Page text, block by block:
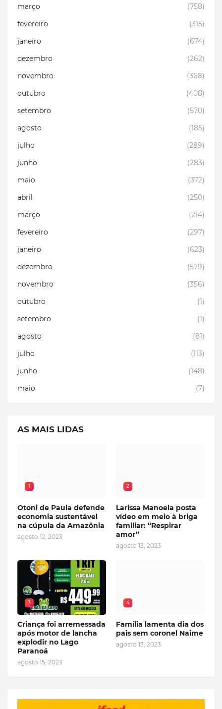
março
(758)
fevereiro
(315)
janeiro
(674)
dezembro
(262)
novembro
(368)
outubro
(408)
setembro
(570)
agosto
(185)
julho
(289)
junho
(283)
maio
(372)
abril
(250)
março
(214)
fevereiro
(297)
janeiro
(623)
dezembro
(579)
novembro
(356)
outubro
(1)
setembro
(1)
agosto
(81)
julho
(113)
junho
(148)
maio
(7)
AS MAIS LIDAS
1
Otoni de Paula defende
economia sustentável
na cúpula da Amazônia
agosto 12, 2023
2
Larissa Manoela posta
vídeo em meio à briga
familiar: “Respirar
amor”
agosto 13, 2023
3
Criança foi arremessada
após motor de lancha
explodir no Lago
Paranoá
agosto 15, 2023
4
Família lamenta dia dos
pais sem coronel Naime
agosto 13, 2023